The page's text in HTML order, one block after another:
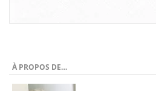
À PROPOS DE…